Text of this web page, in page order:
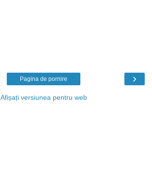
›
Pagina de pornire
Afișați versiunea pentru web